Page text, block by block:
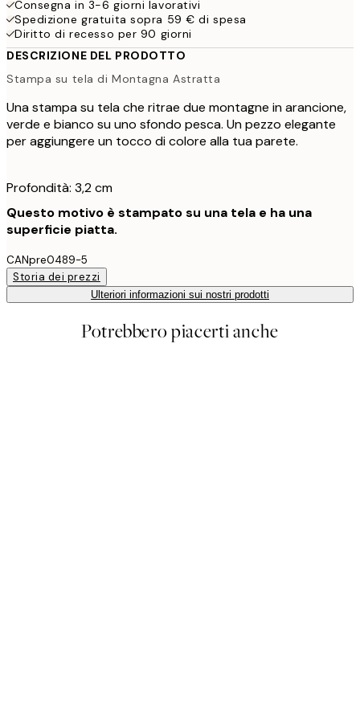
Consegna in 3-6 giorni lavorativi
Spedizione gratuita sopra 59 € di spesa
Diritto di recesso per 90 giorni
DESCRIZIONE DEL PRODOTTO
Stampa su tela di Montagna Astratta
Una stampa su tela che ritrae due montagne in arancione,
verde e bianco su uno sfondo pesca. Un pezzo elegante
per aggiungere un tocco di colore alla tua parete.
Profondità: 3,2 cm
Questo motivo è stampato su una tela e ha una
superficie piatta.
CANpre0489-5
Storia dei prezzi
Ulteriori informazioni sui nostri prodotti
Potrebbero piacerti anche